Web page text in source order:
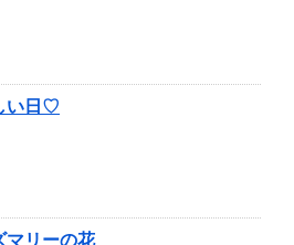
い日♡
マリーの花